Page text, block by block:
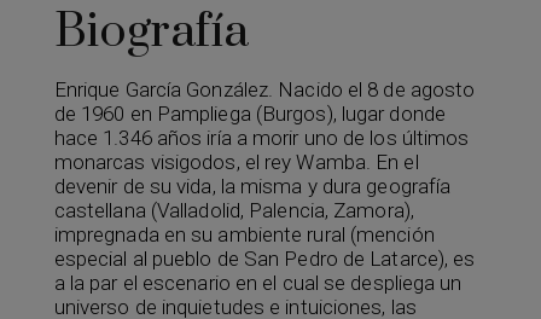
Biografía
Enrique García González. Nacido el 8 de agosto
de 1960 en Pampliega (Burgos), lugar donde
hace 1.346 años iría a morir uno de los últimos
monarcas visigodos, el rey Wamba. En el
devenir de su vida, la misma y dura geografía
castellana (Valladolid, Palencia, Zamora),
impregnada en su ambiente rural (mención
especial al pueblo de San Pedro de Latarce), es
a la par el escenario en el cual se despliega un
universo de inquietudes e intuiciones, las